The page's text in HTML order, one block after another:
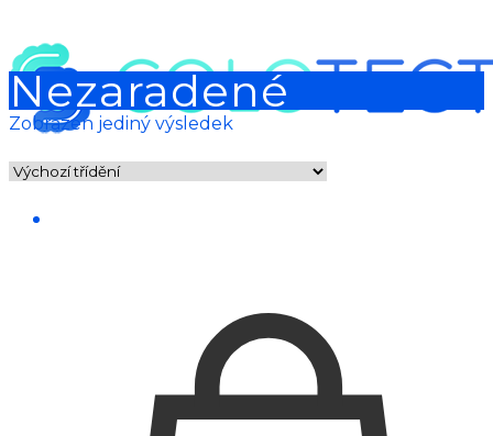
Nezaradené
Zobrazen jediný výsledek